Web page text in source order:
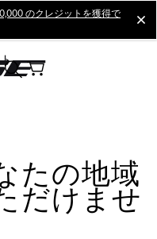
のクレジットを獲得で
たの地域
だけませ